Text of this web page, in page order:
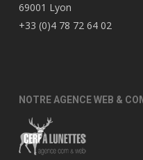
69001 Lyon
+33 (0)4 78 72 64 02
NOTRE AGENCE WEB &